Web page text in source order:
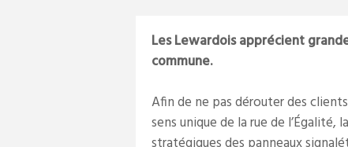
Les Lewardois apprécient
commune.
Afin de ne pas dérouter des
sens unique de la rue de